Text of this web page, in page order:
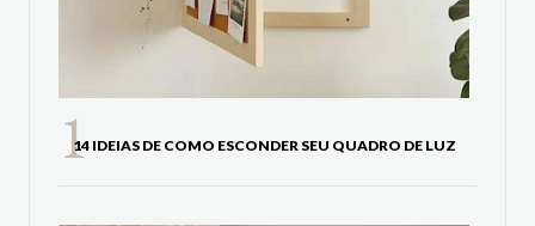
14 IDEIAS DE COMO ESCONDER SEU QUADRO DE LUZ